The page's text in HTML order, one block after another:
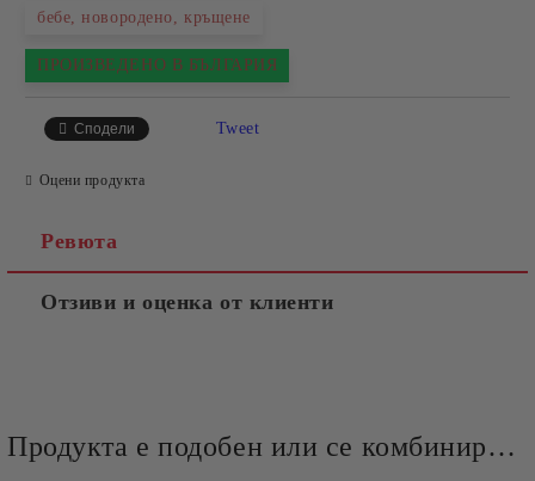
бебе, новородено, кръщене
ПРОИЗВЕДЕНО В БЪЛГАРИЯ
Сподели Tweet
Оцени продукта
Ревюта
Отзиви и оценка от клиенти
Продукта е подобен или се комбинира добре и със следните продукти :